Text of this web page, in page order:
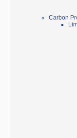
Carbon